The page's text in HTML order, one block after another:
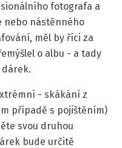
fotografa a
nebo nástěnného
měl by říci za
o albu - a tady
- skákání z
případě s pojištěním)
svou druhou
bude určitě